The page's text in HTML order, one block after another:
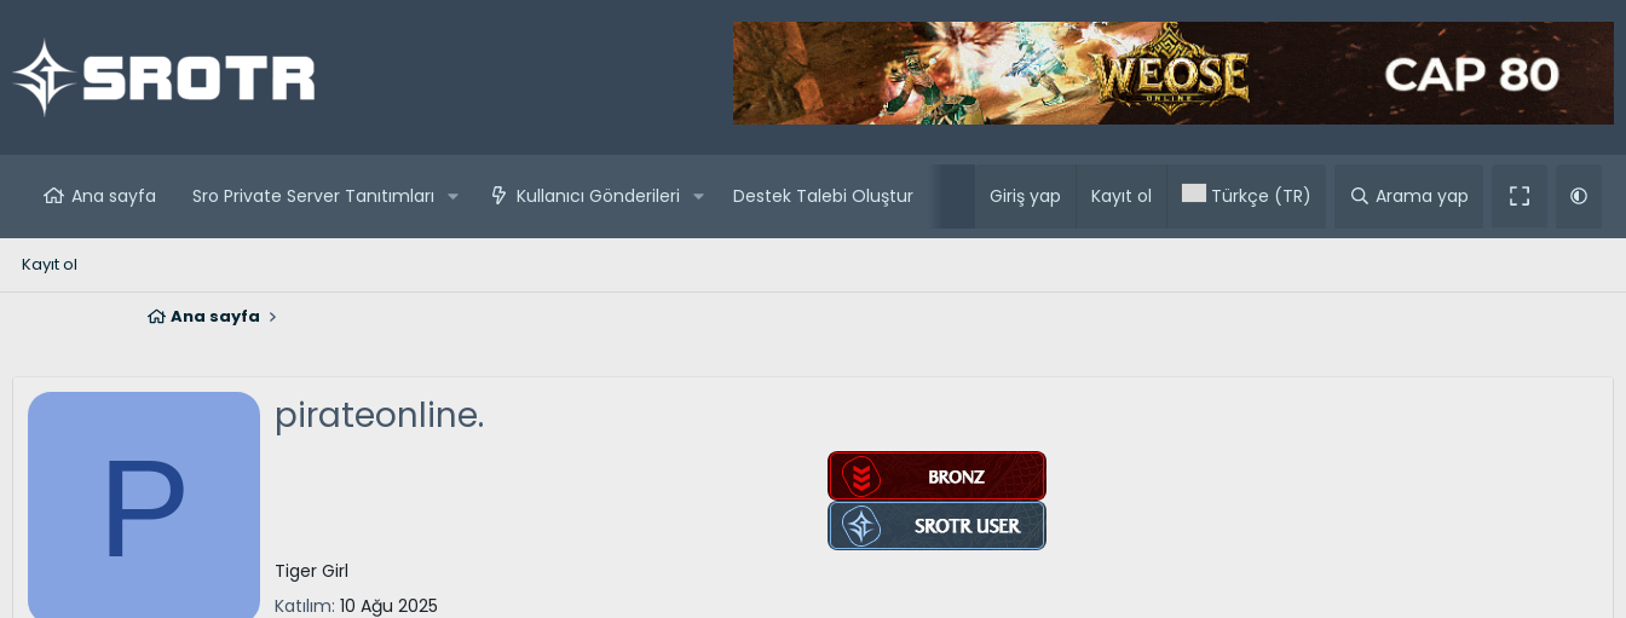
Ana sayfa Sro Private Server Tanıtımları Kullanıcı Gönderileri Destek Talebi Oluştur Yaklaşan sunucular
Giriş yap Kayıt ol Türkçe (TR) Arama yap
Kayıt ol
Ana sayfa
P
pirateonline.
Tiger Girl
Katılım 10 Ağu 2025